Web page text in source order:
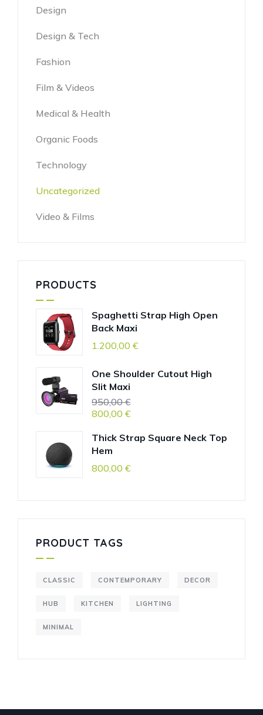
Design
Design & Tech
Fashion
Film & Videos
Medical & Health
Organic Foods
Technology
Uncategorized
Video & Films
PRODUCTS
Spaghetti Strap High Open
Back Maxi
1.200,00 €
One Shoulder Cutout High
Slit Maxi
950,00€
800,00 €
Thick Strap Square Neck Top
Hem
800,00 €
PRODUCT TAGS
CLASSIC CONTEMPORARY DECOR
HUB KITCHEN LIGHTING
MINIMAL